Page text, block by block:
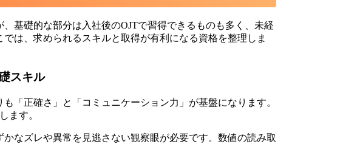
基礎的な部分は入社後のOJTで習得できるものも多く、未経
は、求められるスキルと取得が有利になる資格を整理しま
スキル
「正確さ」と「コミュニケーション力」が基盤になります。
ます。
かなズレや異常を見逃さない観察眼が必要です。数値の読み取